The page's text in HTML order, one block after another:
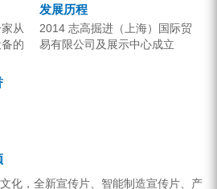
从
的
工
项
发展历程
2014 志高掘进（上海）国际贸
易有限公司及展示中心成立
化，全新宣传片、智能制造宣传片、产